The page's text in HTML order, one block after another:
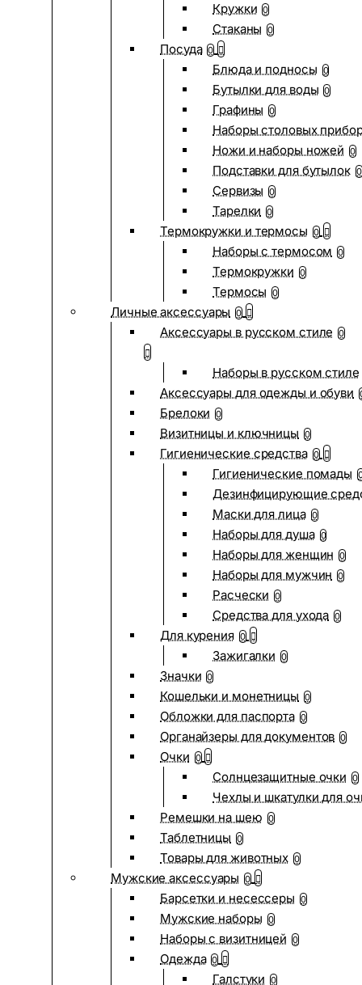
Кружки 0
Стаканы 0
Посуда 0
Блюда и подносы 0
Бутылки для воды 0
Графины 0
Наборы столовых
Ножи и наборы ножей 0
Подставки для бутылок 0
Сервизы 0
Тарелки 0
Термокружки и термосы 0
Наборы с термосом 0
Термокружки 0
Термосы 0
Личные аксессуары 0
Аксессуары в русском стиле 0
Наборы в русском стиле
Аксессуары для одежды и обуви
Брелоки 0
Визитницы и ключницы 0
Гигиенические средства 0
Гигиенические помады
Дезинфицирующие
Маски для лица 0
Наборы для душа 0
Наборы для женщин 0
Наборы для мужчин 0
Расчески 0
Средства для ухода 0
Для курения 0
Зажигалки 0
Значки 0
Кошельки и монетницы 0
Обложки для паспорта 0
Органайзеры для документов 0
Очки 0
Солнцезащитные очки 0
Чехлы и шкатулки для
Ремешки на шею 0
Таблетницы 0
Товары для животных 0
Мужские аксессуары 0
Барсетки и несессеры 0
Мужские наборы 0
Наборы с визитницей 0
Одежда 0
Галстуки 0